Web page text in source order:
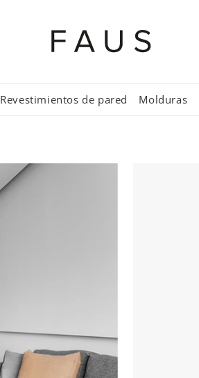
Revestimientos de pared Molduras